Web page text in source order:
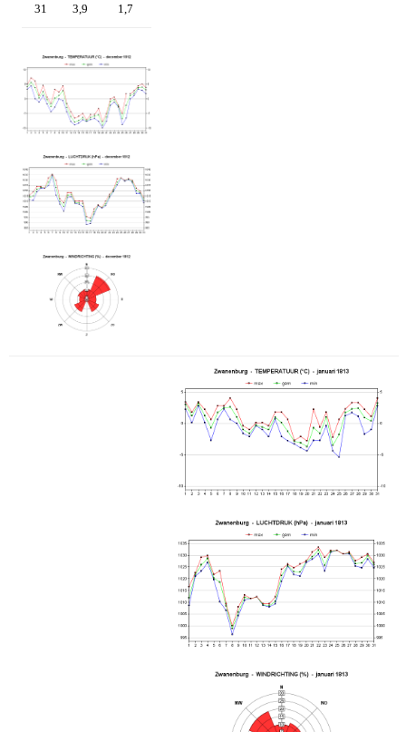
31 3,9 1,7